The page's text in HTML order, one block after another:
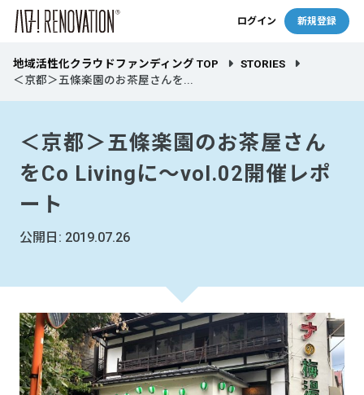
ログイン 新規登録
地域活性化クラウドファンディング TOP
STORIES
＜京都＞五條楽園のお茶屋さんを...
＜京都＞五條楽園のお茶屋さん
をCo Livingに～vol.02開催レポ
ート
公開日: 2019.07.26